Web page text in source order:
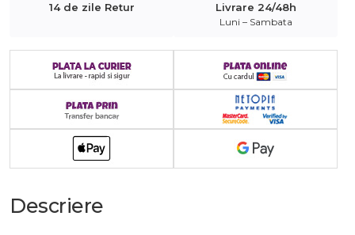
14 de zile Retur Livrare 24/48h
Luni – Sambata
Descriere